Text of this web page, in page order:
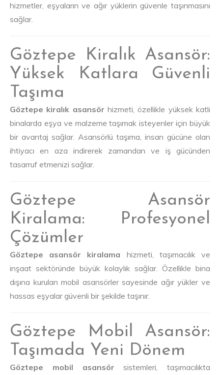
hizmetler, eşyaların ve ağır yüklerin güvenle taşınmasını
sağlar.
Göztepe Kiralık Asansör:
Yüksek Katlara Güvenli
Taşıma
Göztepe kiralık asansör hizmeti, özellikle yüksek katlı
binalarda eşya ve malzeme taşımak isteyenler için büyük
bir avantaj sağlar. Asansörlü taşıma, insan gücüne olan
ihtiyacı en aza indirerek zamandan ve iş gücünden
tasarruf etmenizi sağlar.
Göztepe Asansör
Kiralama: Profesyonel
Çözümler
Göztepe asansör kiralama hizmeti, taşımacılık ve
inşaat sektöründe büyük kolaylık sağlar. Özellikle bina
dışına kurulan mobil asansörler sayesinde ağır yükler ve
hassas eşyalar güvenli bir şekilde taşınır.
Göztepe Mobil Asansör:
Taşımada Yeni Dönem
Göztepe mobil asansör sistemleri, taşımacılıkta